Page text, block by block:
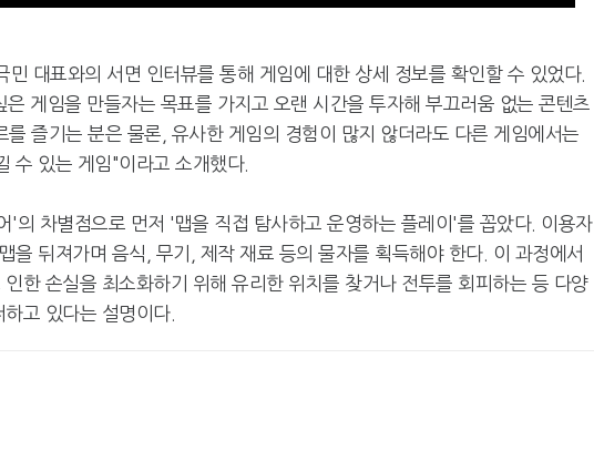
대표와의 서면 인터뷰를 통해 게임에 대한 상세 정보를 확인할 수 있었다.
게임을 만들자는 목표를 가지고 오랜 시간을 투자해 부끄러움 없는 콘텐츠
즐기는 분은 물론, 유사한 게임의 경험이 많지 않더라도 다른 게임에서는
수 있는 게임"이라고 소개했다.
'의 차별점으로 먼저 '맵을 직접 탐사하고 운영하는 플레이'를 꼽았다. 이용자
을 뒤져가며 음식, 무기, 제작 재료 등의 물자를 획득해야 한다. 이 과정에서
한 손실을 최소화하기 위해 유리한 위치를 찾거나 전투를 회피하는 등 다양
고 있다는 설명이다.